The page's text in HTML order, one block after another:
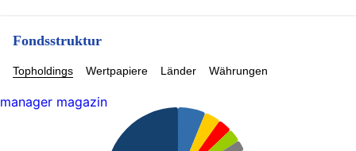
Fondsstruktur
Topholdings Wertpapiere Länder Währungen
manager magazin